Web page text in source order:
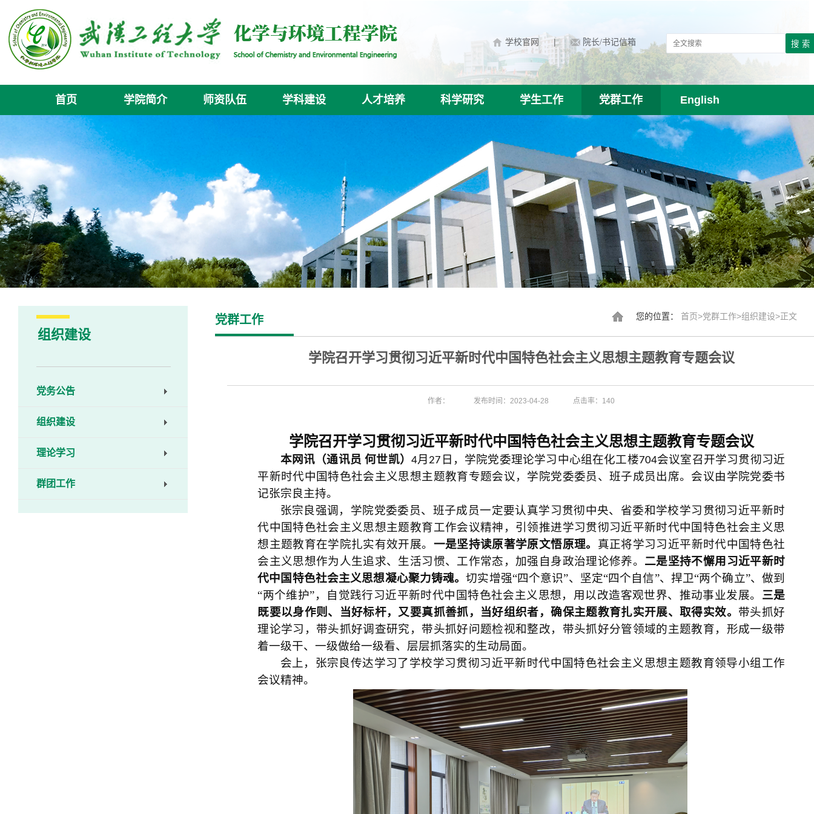
学校官网 | 院长/书记信箱
首页 学院简介 师资队伍 学科建设 人才培养 科学研究 学生工作 党群工作 English
组织建设
党务公告
组织建设
理论学习
群团工作
党群工作 您的位置： 首页>党群工作>组织建设>正文
学院召开学习贯彻习近平新时代中国特色社会主义思想主题教育专题会议
作者： 发布时间：2023-04-28 点击率： 140
学院召开学习贯彻习近平新时代中国特色社会主义思想主题教育专题会议
本网讯（通讯员 何世凯） 4月 27 日，学院党委理论学习中心组在化工楼704会议室召开学习贯彻习近
平新时代中国特色社会主义思想主题教育专题会议，学院党委委员、班子成员出席。会议由学院党委书
记张宗良主持。
张宗良强调，学院党委委员、班子成员一定要认真学习贯彻中央、省委和学校学习贯彻习近平新时
代中国特色社会主义思想主题教育工作会议精神，引领推进学习贯彻习近平新时代中国特色社会主义思
想主题教育在学院扎实有效开展。 一是坚持读原著学原文悟原理。 真正将学习习近平新时代中国特色社
会主义思想作为人生追求、生活习惯、工作常态，加强自身政治理论修养。 二是坚持不懈用习近平新时
代中国特色社会主义思想凝心聚力铸魂。切实增强“四个意识”、坚定“四个自信”、捍卫“两个确立”、做到
“两个维护”，自觉践行习近平新时代中国特色社会主义思想，用以改造客观世界、推动事业发展。 三是
既要以身作则、当好标杆，又要真抓善抓，当好组织者，确保主题教育扎实开展、取得实效。 带头抓好
理论学习，带头抓好调查研究，带头抓好问题检视和整改，带头抓好分管领域的主题教育，形成一级带
着一级干、一级做给一级看、层层抓落实的生动局面。
会上，张宗良传达学习了学校学习贯彻习近平新时代中国特色社会主义思想主题教育领导小组工作
会议精神。